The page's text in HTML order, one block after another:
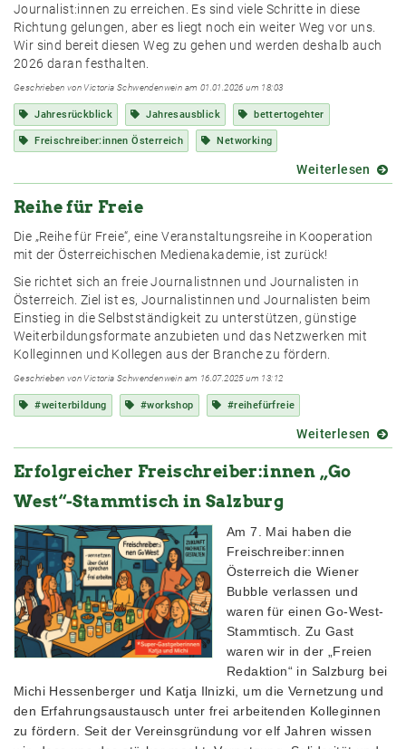
Journalist:innen zu erreichen. Es sind viele Schritte in diese
Richtung gelungen, aber es liegt noch ein weiter Weg vor uns.
Wir sind bereit diesen Weg zu gehen und werden deshalb auch
2026 daran festhalten.
Geschrieben von Victoria Schwendenwein am 01.01.2026 um 18:03
Jahresrückblick Jahresausblick bettertogehter
Freischreiber:innen Österreich Networking
Weiterlesen über
Ciao
2026!
Reihe für Freie
Die „Reihe für Freie“, eine Veranstaltungsreihe in Kooperation
mit der Österreichischen Medienakademie, ist zurück!
Sie richtet sich an freie Journalistnnen und Journalisten in
Österreich. Ziel ist es, Journalistinnen und Journalisten beim
Einstieg in die Selbstständigkeit zu unterstützen, günstige
Weiterbildungsformate anzubieten und das Netzwerken mit
Kolleginnen und Kollegen aus der Branche zu fördern.
Geschrieben von Victoria Schwendenwein am 16.07.2025 um 13:12
#weiterbildung #workshop #reihefürfreie
Weiterlesen über
Reihe
Erfolgreicher Freischreiber:innen „Go
West“-Stammtisch in Salzburg
Am 7. Mai haben die
Freischreiber:innen
Österreich die Wiener
Bubble verlassen und
waren für einen Go-West-
Stammtisch. Zu Gast
waren wir in der „Freien
Redaktion“ in Salzburg bei
Michi Hessenberger und Katja Ilnizki, um die Vernetzung und
den Erfahrungsaustausch unter frei arbeitenden Kolleginnen
zu fördern. Seit der Vereinsgründung vor elf Jahren wissen